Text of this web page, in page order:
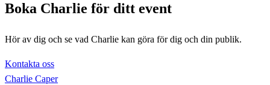
Boka Charlie för ditt event
Hör av dig och se vad Charlie kan göra för dig och din publik.
Kontakta oss
Charlie Caper